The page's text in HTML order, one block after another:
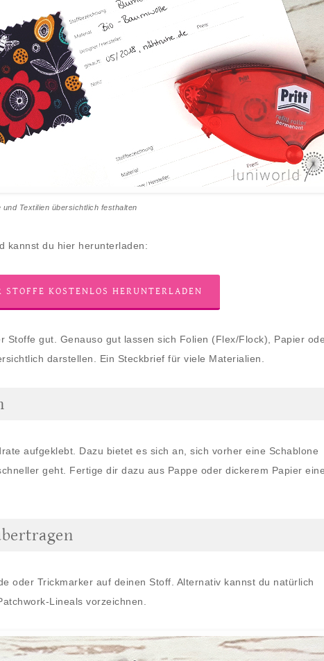
und Textilien übersichtlich festhalten
kannst du hier herunterladen:
STOFFE KOSTENLOS HERUNTERLADEN
Stoffe gut. Genauso gut lassen sich Folien (Flex/Flock), Papier
darstellen. Ein Steckbrief für viele Materialien.
aufgeklebt. Dazu bietet es sich an, sich vorher eine Schablone
geht. Fertige dir dazu aus Pappe oder dickerem Papier eine
oder Trickmarker auf deinen Stoff. Alternativ kannst du natürlich
Lineals vorzeichnen.